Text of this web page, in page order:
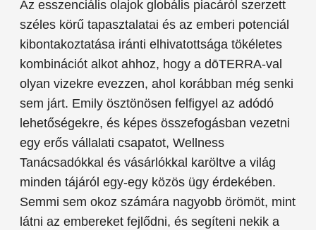
Az esszenciális olajok globális piacáról szerzett
széles körű tapasztalatai és az emberi potenciál
kibontakoztatása iránti elhivatottsága tökéletes
kombinációt alkot ahhoz, hogy a dōTERRA-val
olyan vizekre evezzen, ahol korábban még senki
sem járt. Emily ösztönösen felfigyel az adódó
lehetőségekre, és képes összefogásban vezetni
egy erős vállalati csapatot, Wellness
Tanácsadókkal és vásárlókkal karöltve a világ
minden tájáról egy-egy közös ügy érdekében.
Semmi sem okoz számára nagyobb örömöt, mint
látni az embereket fejlődni, és segíteni nekik a